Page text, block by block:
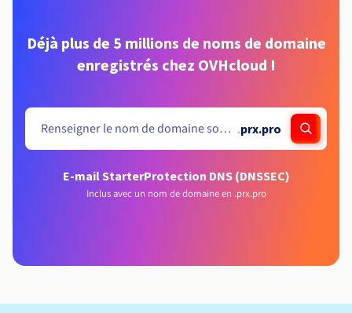
Déjà plus de 5 millions de noms de domaine
enregistrés chez OVHcloud !
.prx.pro
E-mail StarterProtection DNS (DNSSEC)
Inclus avec un nom de domaine en .prx.pro